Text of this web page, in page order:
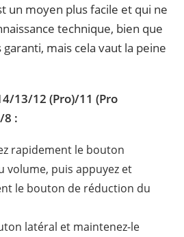
un moyen plus facile et qui ne
technique, bien que
mais cela vaut la peine
13/12 (Pro)/11 (Pro
8 :
rapidement le bouton
volume, puis appuyez et
le bouton de réduction du
latéral et maintenez-le